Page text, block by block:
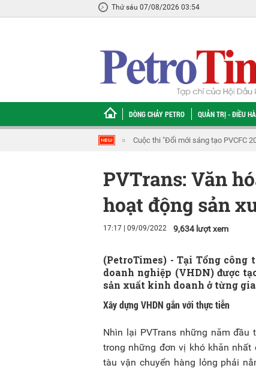
Thứ sáu 07/08/2026 03:54
DÒNG CHẢY PETRO QUẢN TRỊ - ĐIỀU
Cuộc thi "Đổi mới sáng tạo PVCFC
PVTrans: Văn
hoạt động sản
17:17 | 09/09/2022 9,634 lượt xem
(PetroTimes) -Tại Tổng công
doanh nghiệp (VHDN) được
sản xuất kinh doanh ở từng
Xây dựng VHDN gắn với thực tiễn
Nhìn lại PVTrans những năm
trong những đơn vị khó khăn nhất
tàu vận chuyển hàng lỏng phải